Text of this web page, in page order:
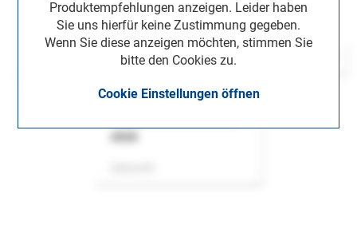
Produktempfehlungen anzeigen. Leider haben
Sie uns hierfür keine Zustimmung gegeben.
Wenn Sie diese anzeigen möchten, stimmen Sie
bitte den Cookies zu.
Cookie Einstellungen öffnen